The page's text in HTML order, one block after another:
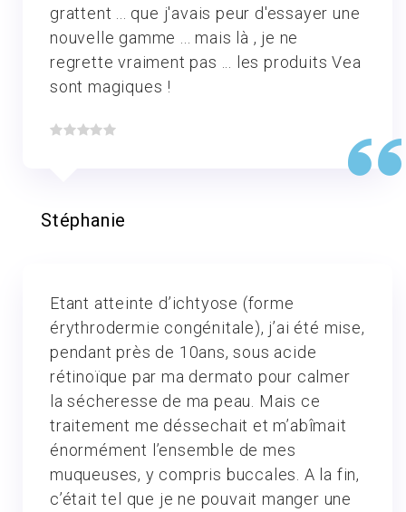
grattent ... que j'avais peur d'essayer une
nouvelle gamme ... mais là , je ne
regrette vraiment pas ... les produits Vea
sont magiques !
Stéphanie
Etant atteinte d’ichtyose (forme
érythrodermie congénitale), j’ai été mise,
pendant près de 10ans, sous acide
rétinoïque par ma dermato pour calmer
la sécheresse de ma peau. Mais ce
traitement me déssechait et m’abîmait
énormément l’ensemble de mes
muqueuses, y compris buccales. A la fin,
c’était tel que je ne pouvait manger une